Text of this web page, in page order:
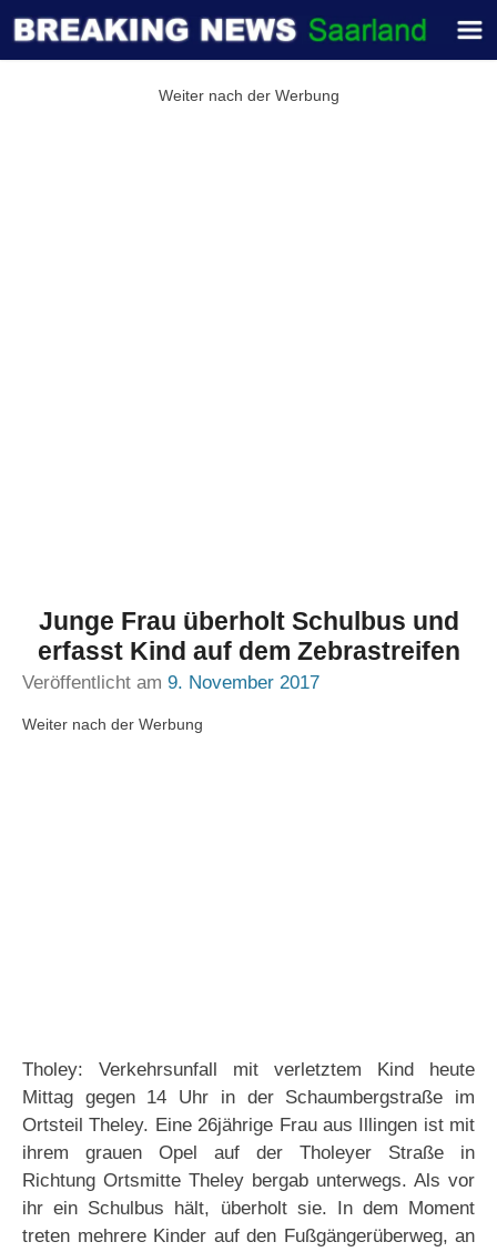
Weiter nach der Werbung
Junge Frau überholt Schulbus und
erfasst Kind auf dem Zebrastreifen
Veröffentlicht am 9. November 2017
Weiter nach der Werbung
Tholey: Verkehrsunfall mit verletztem Kind heute
Mittag gegen 14 Uhr in der Schaumbergstraße im
Ortsteil Theley. Eine 26jährige Frau aus Illingen ist mit
ihrem grauen Opel auf der Tholeyer Straße in
Richtung Ortsmitte Theley bergab unterwegs. Als vor
ihr ein Schulbus hält, überholt sie. In dem Moment
treten mehrere Kinder auf den Fußgängerüberweg, an